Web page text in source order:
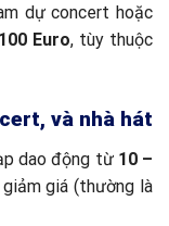
dự concert hoặc
Euro, tùy thuộc
và nhà hát
dao động từ 10 –
giảm giá (thường là